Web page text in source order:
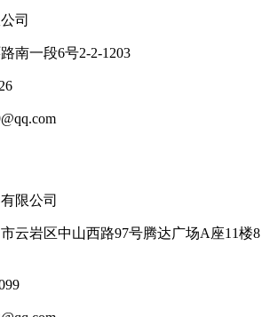
司
南一段6号2-2-1203
限公司
云岩区中山西路97号腾达广场A座11楼8